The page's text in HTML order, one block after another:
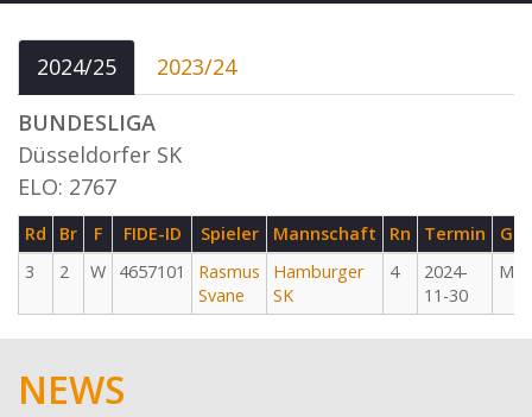
2024/25
2023/24
BUNDESLIGA
Düsseldorfer SK
ELO: 2767
Rd Br F FIDE-ID Spieler Mannschaft Rn Termin
G
3
2 W 4657101
Rasmus
Svane
Hamburger
SK
4
2024-
11-30
M
NEWS